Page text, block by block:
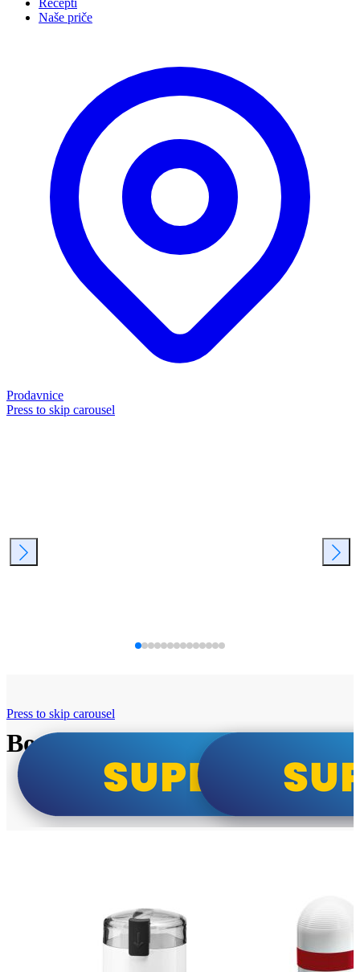
Recepti
Naše priče
Prodavnice
Press to skip carousel
Bosch super cene
Press to skip carousel